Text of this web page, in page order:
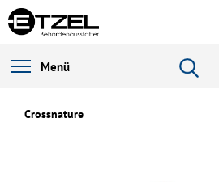
Menü
Crossnature